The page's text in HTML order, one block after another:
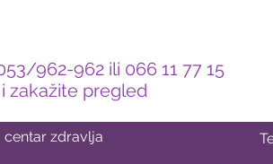
962-962 ili 066 11 77 15
i zakažite pregled
zdravlja